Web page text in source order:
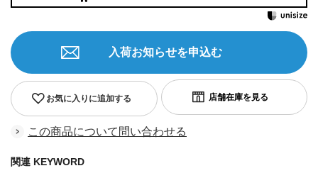
お気に入りに追加する
入荷お知らせを申込む
この商品について問い合わせる
関連 KEYWORD